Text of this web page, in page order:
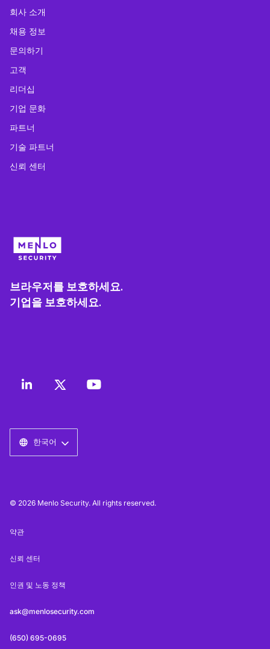
회사 소개
채용 정보
문의하기
고객
리더십
기업 문화
파트너
기술 파트너
신뢰 센터
브라우저를 보호하세요.
기업을 보호하세요.
한국어
© 2026 Menlo Security. All rights reserved.
약관
신뢰 센터
인권 및 노동 정책
ask@menlosecurity.com
(650) 695-0695